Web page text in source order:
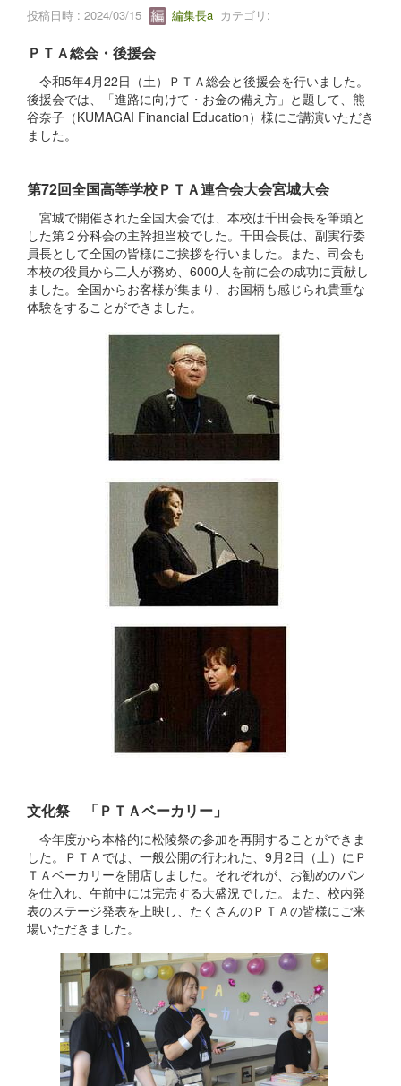
投稿日時 : 2024/03/15 編集長a カテゴリ:
ＰＴＡ総会・後援会
令和5年4月22日（土）ＰＴＡ総会と後援会を行いました。
後援会では、「進路に向けて・お金の備え方」と題して、熊
谷奈子（KUMAGAI Financial Education）様にご講演いただき
ました。
第72回全国高等学校ＰＴＡ連合会大会宮城大会
宮城で開催された全国大会では、本校は千田会長を筆頭と
した第２分科会の主幹担当校でした。千田会長は、副実行委
員長として全国の皆様にご挨拶を行いました。また、司会も
本校の役員から二人が務め、6000人を前に会の成功に貢献し
ました。全国からお客様が集まり、お国柄も感じられ貴重な
体験をすることができました。
文化祭 「ＰＴＡベーカリー」
今年度から本格的に松陵祭の参加を再開することができま
した。ＰＴＡでは、一般公開の行われた、9月2日（土）にＰ
ＴＡベーカリーを開店しました。それぞれが、お勧めのパン
を仕入れ、午前中には完売する大盛況でした。また、校内発
表のステージ発表を上映し、たくさんのＰＴＡの皆様にご来
場いただきました。